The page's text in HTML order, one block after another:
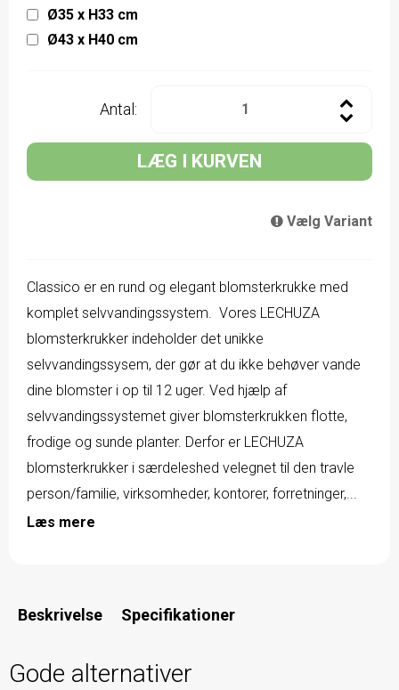
Ø35 x H33 cm
Ø43 x H40 cm
Antal:
LÆG I KURVEN
Vælg Variant
Classico er en rund og elegant blomsterkrukke med
komplet selvvandingssystem. Vores LECHUZA
blomsterkrukker indeholder det unikke
selvvandingssysem, der gør at du ikke behøver vande
dine blomster i op til 12 uger. Ved hjælp af
selvvandingssystemet giver blomsterkrukken flotte,
frodige og sunde planter. Derfor er LECHUZA
blomsterkrukker i særdeleshed velegnet til den travle
person/familie, virksomheder, kontorer, forretninger,...
Læs mere
Beskrivelse Specifikationer
Gode alternativer